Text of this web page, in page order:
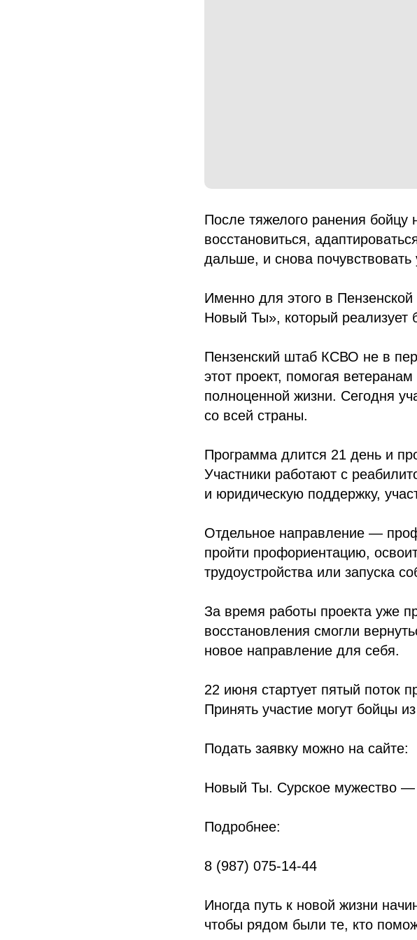
После тяжелого ранения
восстановиться,
дальше, и снова
Именно для этого в
Новый Ты», который реализует
Пензенский штаб КСВО не в
этот проект, помогая
полноценной жизни. Сегодня
со всей страны.
Программа длится 21 день и
Участники работают с
и юридическую поддержку,
Отдельное направление —
пройти профориентацию,
трудоустройства или запуска
За время работы проекта уже
восстановления смогли
новое направление для себя.
22 июня стартует пятый поток
Принять участие могут бойцы
Подать заявку можно на сайте:
Новый Ты. Сурское мужество —
Подробнее:
8 (987) 075-14-44
Иногда путь к новой жизни
чтобы рядом были те, кто